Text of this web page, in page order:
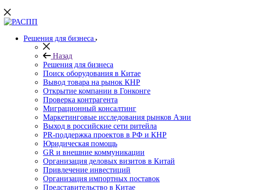
Решения для бизнеса
Назад
Решения для бизнеса
Поиск оборудования в Китае
Вывод товара на рынок КНР
Открытие компании в Гонконге
Проверка контрагента
Миграционный консалтинг
Маркетинговые исследования рынков Азии
Выход в российские сети ритейла
PR-поддержка проектов в РФ и КНР
Юридическая помощь
GR и внешние коммуникации
Организация деловых визитов в Китай
Привлечение инвестиций
Организация импортных поставок
Представительство в Китае